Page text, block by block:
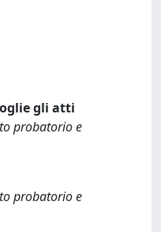
gli atti
probatorio e
probatorio e